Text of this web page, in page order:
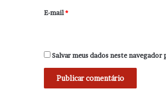
*
E-mail*
Salvar meus dados neste